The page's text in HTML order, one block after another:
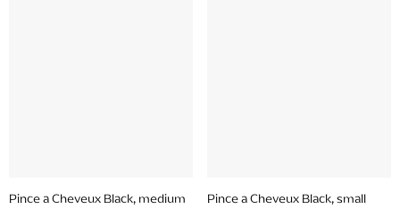
Pince a Cheveux Black, medium Pince a Cheveux Black, small